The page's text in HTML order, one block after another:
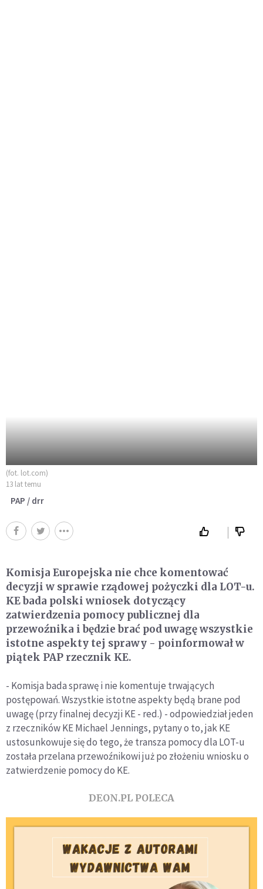
(fot. lot.com)
13 lat temu
PAP / drr
Komisja Europejska nie chce komentować
decyzji w sprawie rządowej pożyczki dla LOT-u.
KE bada polski wniosek dotyczący
zatwierdzenia pomocy publicznej dla
przewoźnika i będzie brać pod uwagę wszystkie
istotne aspekty tej sprawy - poinformował w
piątek PAP rzecznik KE.
- Komisja bada sprawę i nie komentuje trwających
postępowań. Wszystkie istotne aspekty będą brane pod
uwagę (przy finalnej decyzji KE - red.) - odpowiedział jeden
z rzeczników KE Michael Jennings, pytany o to, jak KE
ustosunkowuje się do tego, że transza pomocy dla LOT-u
została przelana przewoźnikowi już po złożeniu wniosku o
zatwierdzenie pomocy do KE.
DEON.PL POLECA